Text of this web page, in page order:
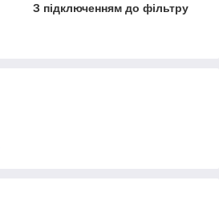
З підключенням до фільтру